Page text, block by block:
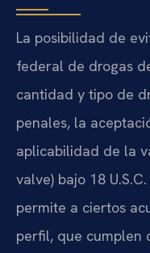
La posibilidad de
federal de drogas
cantidad y tipo de
penales, la
aplicabilidad de la
valve) bajo 18
permite a ciertos
perfil, que cumplen